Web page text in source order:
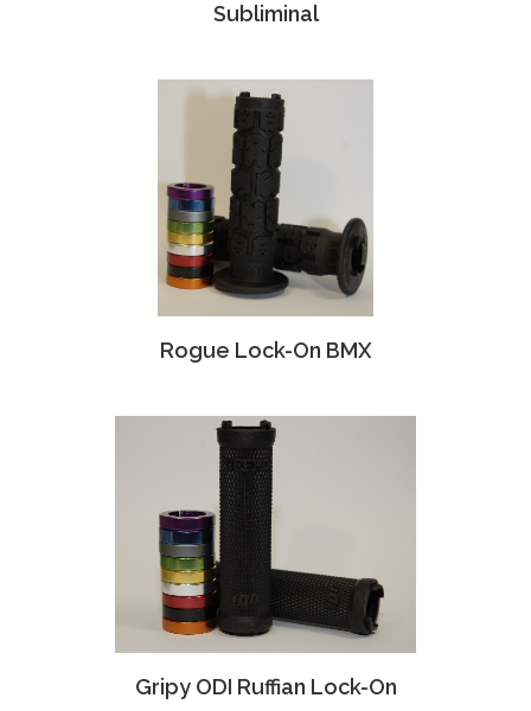
Subliminal
Rogue Lock-On BMX
Gripy ODI Ruffian Lock-On